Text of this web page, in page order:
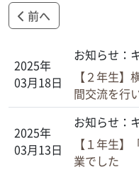
前へ
2025年
03月18日
お知らせ：
【２年生
間交流を行
2025年
03月13日
お知らせ：
【１年生
業でした